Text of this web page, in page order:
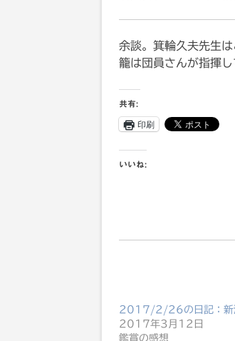
余談。箕輪久夫先生
籠は団員さんが指揮し
共有:
印刷
いいね:
2017/2/26の日記：新
2017年3月12日
鑑賞の感想